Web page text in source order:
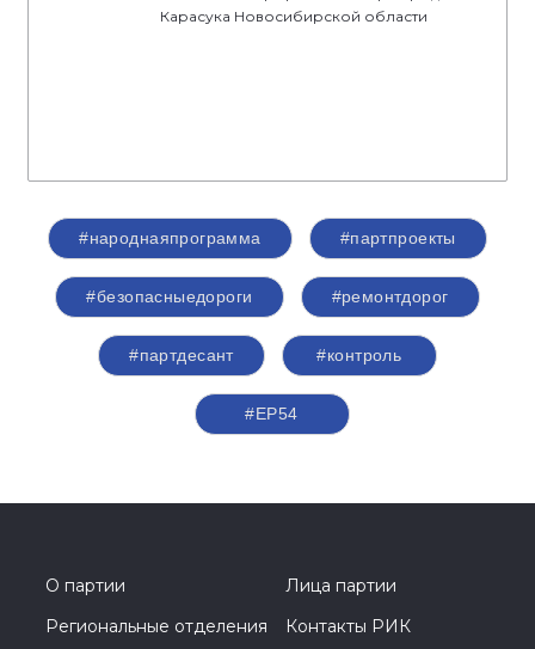
Карасука Новосибирской области
#народнаяпрограмма #партпроекты
#безопасныедороги #ремонтдорог
#партдесант #контроль
#ЕР54
О партии
Лица партии
Региональные отделения
Контакты РИК